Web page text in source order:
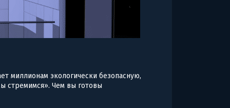
миллионам экологически безопасную,
стремимся». Чем вы готовы